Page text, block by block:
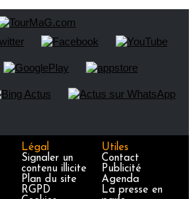
Légal
Signaler un
contenu illicite
Plan du site
RGPD
Utiles
Contact
Publicité
Agenda
La presse en